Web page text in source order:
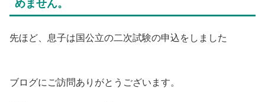
先ほど、息子は国公立の二次試験の申込をしました
ブログにご訪問ありがとうございます。